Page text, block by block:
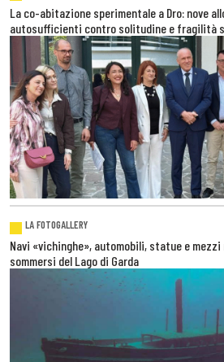
La co-abitazione sperimentale a Dro: nove
autosufficienti contro solitudine e fragilità
LA FOTOGALLERY
Navi «vichinghe», automobili, statue e
sommersi del Lago di Garda